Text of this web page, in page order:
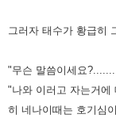
그러자 태수가 황급히
"무슨 말씀이세요
"나와 이러고 자는거에
히 네나이때는 호기심